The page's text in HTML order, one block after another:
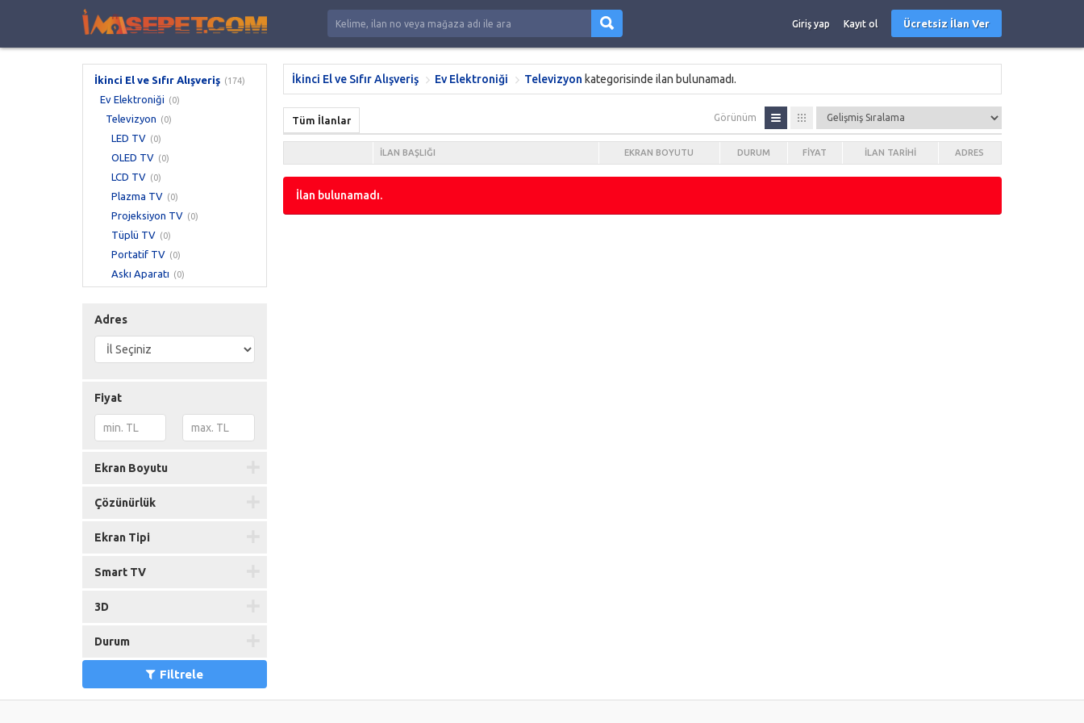
Giriş yap Kayıt ol Ücretsiz İlan Ver
İkinci El ve Sıfır Alışveriş (174)
Ev Elektroniği (0)
Televizyon (0)
LED TV (0)
OLED TV (0)
LCD TV (0)
Plazma TV (0)
Projeksiyon TV (0)
Tüplü TV (0)
Portatif TV (0)
Askı Aparatı (0)
Arızalı Televizyon
Adres
Fiyat
Ekran Boyutu
Çözünürlük
Ekran Tipi
Smart TV
3D
Durum
Filtrele
İkinci El ve Sıfır Alışveriş Ev Elektroniği Televizyon kategorisinde ilan bulunamadı.
Tüm İlanlar Görünüm
İLAN BAŞLIĞI EKRAN BOYUTU DURUM FIYAT İLAN TARIHI ADRES
İlan bulunamadı.